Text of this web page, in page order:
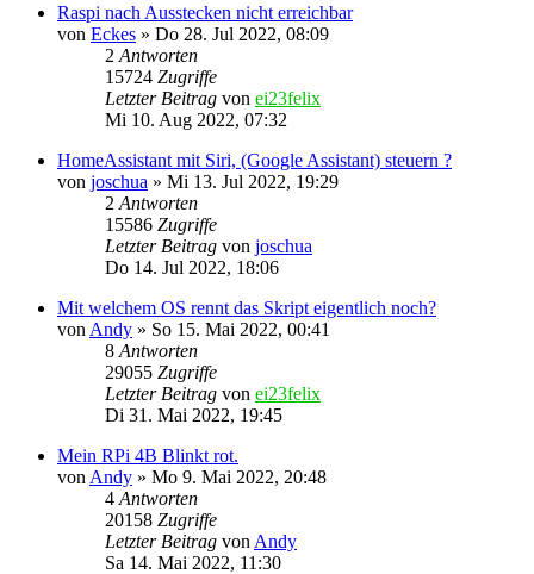
Raspi nach Ausstecken nicht erreichbar
von Eckes » Do 28. Jul 2022, 08:09
2 Antworten
15724 Zugriffe
Letzter Beitrag von ei23felix
Mi 10. Aug 2022, 07:32
HomeAssistant mit Siri, (Google Assistant) steuern ?
von joschua » Mi 13. Jul 2022, 19:29
2 Antworten
15586 Zugriffe
Letzter Beitrag von joschua
Do 14. Jul 2022, 18:06
Mit welchem OS rennt das Skript eigentlich noch?
von Andy » So 15. Mai 2022, 00:41
8 Antworten
29055 Zugriffe
Letzter Beitrag von ei23felix
Di 31. Mai 2022, 19:45
Mein RPi 4B Blinkt rot.
von Andy » Mo 9. Mai 2022, 20:48
4 Antworten
20158 Zugriffe
Letzter Beitrag von Andy
Sa 14. Mai 2022, 11:30